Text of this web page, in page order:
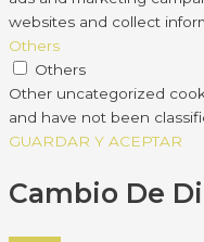
websites and collect
Others
Others
Other uncategorized
and have not been
GUARDAR Y ACEPTAR
Cambio De